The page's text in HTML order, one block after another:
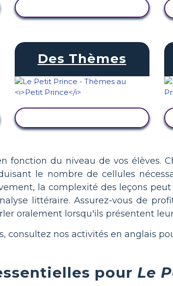
Des Thèmes
fonction du niveau de vos élèves.
le nombre de cellules
la complexité des leçons
littéraire. Assurez-vous de
oralement lorsqu'ils présentent
consultez nos activités en anglais
pour Le